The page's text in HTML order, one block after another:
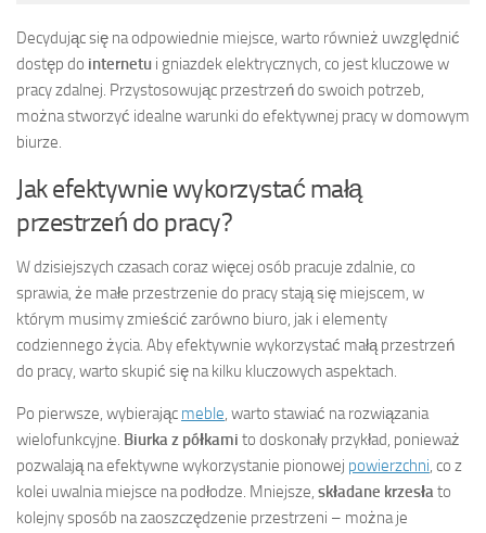
Decydując się na odpowiednie miejsce, warto również uwzględnić
dostęp do internetu i gniazdek elektrycznych, co jest kluczowe w
pracy zdalnej. Przystosowując przestrzeń do swoich potrzeb,
można stworzyć idealne warunki do efektywnej pracy w domowym
biurze.
Jak efektywnie wykorzystać małą
przestrzeń do pracy?
W dzisiejszych czasach coraz więcej osób pracuje zdalnie, co
sprawia, że małe przestrzenie do pracy stają się miejscem, w
którym musimy zmieścić zarówno biuro, jak i elementy
codziennego życia. Aby efektywnie wykorzystać małą przestrzeń
do pracy, warto skupić się na kilku kluczowych aspektach.
Po pierwsze, wybierając meble, warto stawiać na rozwiązania
wielofunkcyjne. Biurka z półkami to doskonały przykład, ponieważ
pozwalają na efektywne wykorzystanie pionowej powierzchni, co z
kolei uwalnia miejsce na podłodze. Mniejsze, składane krzesłato
kolejny sposób na zaoszczędzenie przestrzeni – można je